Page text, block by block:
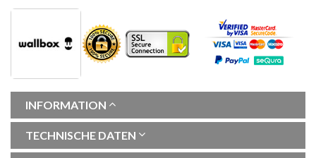
INFORMATION
TECHNISCHE DATEN